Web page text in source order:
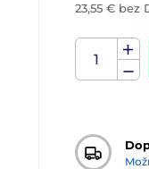
23,55 € bez